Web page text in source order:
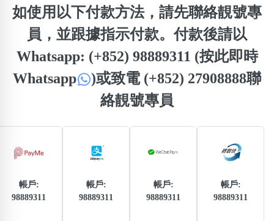
不包含數字
無0無1 無2無3無4 無5 無6無7無8 無9
清除全部分類
搜尋
熱門分類
999尾
無4字
無5字
多8字 9888頭 二字號
搜尋
如使用以下付款方法，請先聯絡靚號專
員，並跟據指示付款。付款後請以
Whatsapp: (+852) 98889311 (按此即時
Whatsapp
)或致電 (+852) 27908888聯
絡靚號專員
帳戶:
98889311
帳戶:
98889311
帳戶:
98889311
帳戶:
98889311